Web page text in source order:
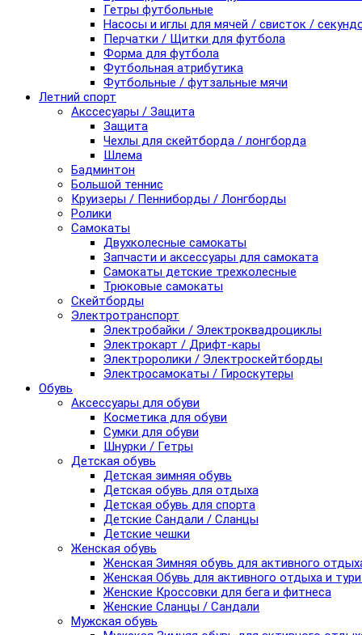
Гетры футбольные
Насосы и иглы для мячей / свисток /
Перчатки / Щитки для футбола
Форма для футбола
Футбольная атрибутика
Футбольные / футзальные мячи
Летний спорт
Акссесуары / Защита
Защита
Чехлы для скейтборда / лонгборда
Шлема
Бадминтон
Большой теннис
Круизеры / Пенниборды / Лонгборды
Ролики
Самокаты
Двухколесные самокаты
Запчасти и аксессуары для самоката
Самокаты детские трехколесные
Трюковые самокаты
Скейтборды
Электротранспорт
Электробайки / Электроквадроциклы
Электрокарт / Дрифт-кары
Электроролики / Электроскейтборды
Электросамокаты / Гироскутеры
Обувь
Аксессуары для обуви
Косметика для обуви
Сумки для обуви
Шнурки / Гетры
Детская обувь
Детская зимняя обувь
Детская обувь для отдыха
Детская обувь для спорта
Детские Сандали / Сланцы
Детские чешки
Женская обувь
Женская Зимняя обувь для активного
Женская Обувь для активного отдыха и
Женские Кроссовки для бега и фитнеса
Женские Сланцы / Сандали
Мужская обувь